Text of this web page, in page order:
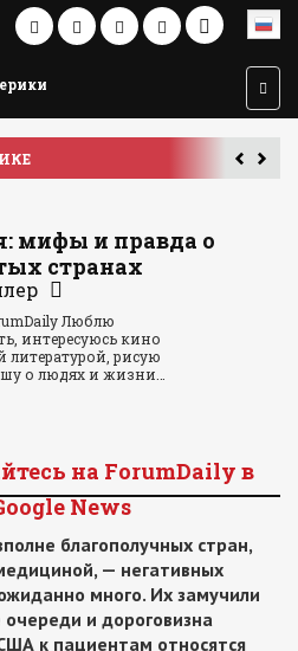
мифы и правда о
странах
Люблю
интересуюсь кино
литературой, рисую
о людях и жизни…
на ForumDaily в
News
благополучных стран,
— негативных
много. Их замучили
и дороговизна
к пациентам относятся